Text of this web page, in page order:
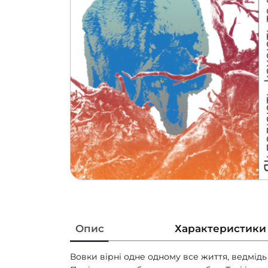
Опис Характеристики
Вовки вірні одне одному все життя,